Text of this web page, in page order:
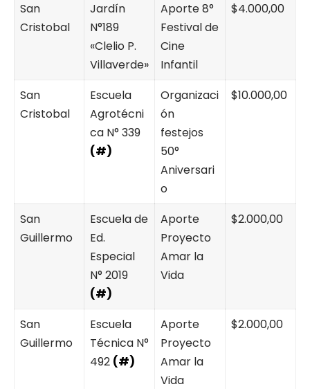
San
Cristobal
Jardín
N°189
«Clelio P.
Villaverde»
Aporte 8°
Festival de
Cine
Infantil
$4.000,00
San
Cristobal
Escuela
Agrotécni
ca N° 339
(#)
Organizaci
ón
festejos
50°
Aniversari
o
$10.000,00
San
Guillermo
Escuela de
Ed.
Especial
N° 2019
(#)
Aporte
Proyecto
Amar la
Vida
$2.000,00
San
Guillermo
Escuela
Técnica N°
492 (#)
Aporte
Proyecto
Amar la
Vida
$2.000,00